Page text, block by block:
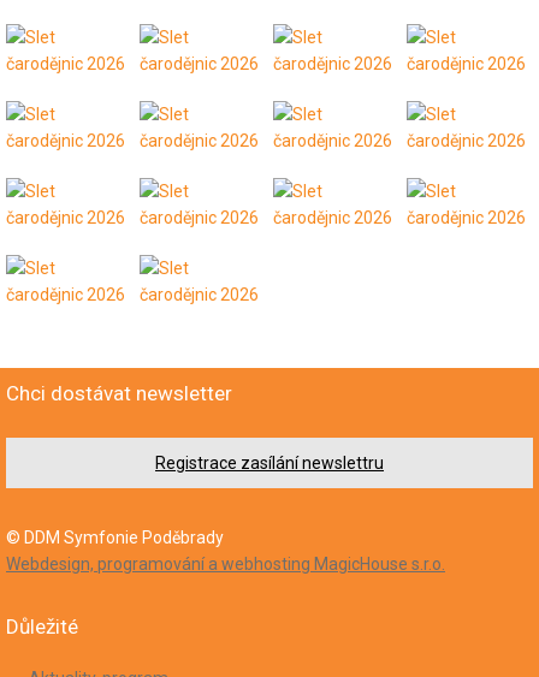
Chci dostávat newsletter
Registrace zasílání newslettru
© DDM Symfonie Poděbrady
Webdesign, programování a webhosting MagicHouse s.r.o.
Důležité